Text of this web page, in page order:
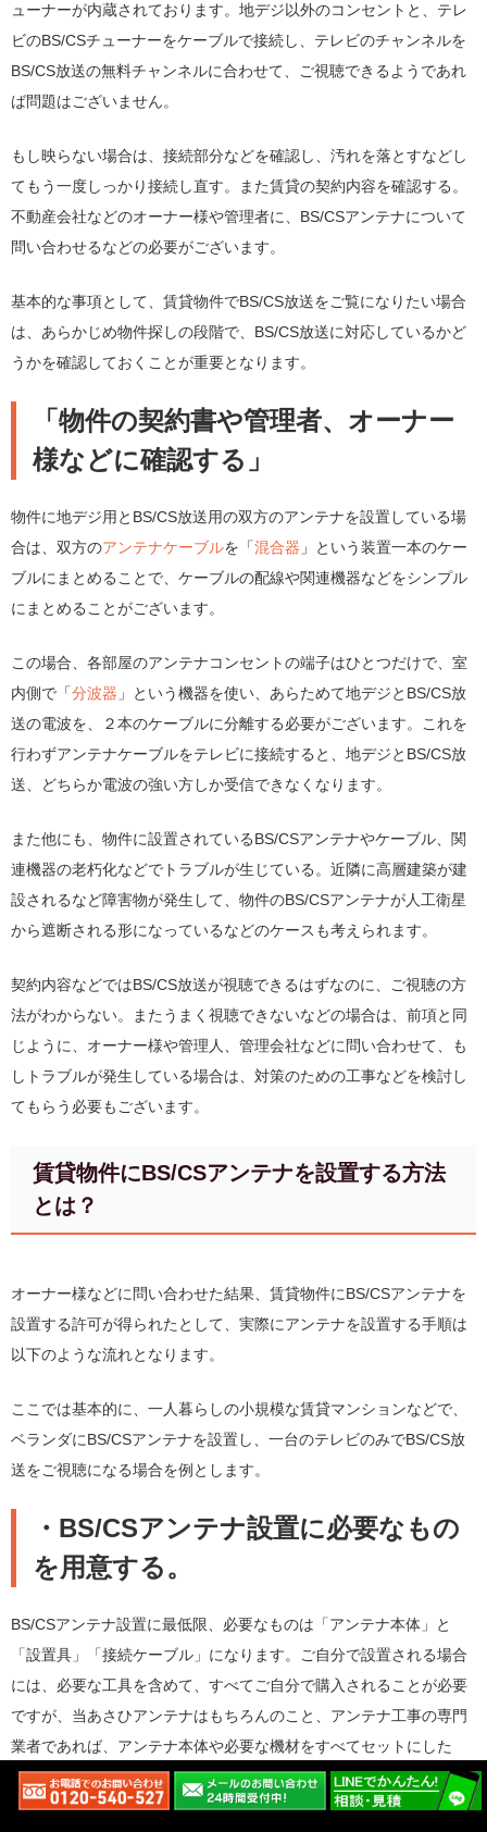
ューナーが内蔵されております。地デジ以外のコンセントと、テレ
ビのBS/CSチューナーをケーブルで接続し、テレビのチャンネルを
BS/CS放送の無料チャンネルに合わせて、ご視聴できるようであれ
ば問題はございません。
もし映らない場合は、接続部分などを確認し、汚れを落とすなどし
てもう一度しっかり接続し直す。また賃貸の契約内容を確認する。
不動産会社などのオーナー様や管理者に、BS/CSアンテナについて
問い合わせるなどの必要がございます。
基本的な事項として、賃貸物件でBS/CS放送をご覧になりたい場合
は、あらかじめ物件探しの段階で、BS/CS放送に対応しているかど
うかを確認しておくことが重要となります。
「物件の契約書や管理者、オーナー
様などに確認する」
物件に地デジ用とBS/CS放送用の双方のアンテナを設置している場
合は、双方のアンテナケーブルを「混合器 」という装置一本のケー
ブルにまとめることで、ケーブルの配線や関連機器などをシンプル
にまとめることがございます。
この場合、各部屋のアンテナコンセントの端子はひとつだけで、室
内側で「分波器 」という機器を使い、あらためて地デジとBS/CS放
送の電波を、２本のケーブルに分離する必要がございます。これを
行わずアンテナケーブルをテレビに接続すると、地デジとBS/CS放
送、どちらか電波の強い方しか受信できなくなります。
また他にも、物件に設置されているBS/CSアンテナやケーブル、関
連機器の老朽化などでトラブルが生じている。近隣に高層建築が建
設されるなど障害物が発生して、物件のBS/CSアンテナが人工衛星
から遮断される形になっているなどのケースも考えられます。
契約内容などではBS/CS放送が視聴できるはずなのに、ご視聴の方
法がわからない。またうまく視聴できないなどの場合は、前項と同
じように、オーナー様や管理人、管理会社などに問い合わせて、も
しトラブルが発生している場合は、対策のための工事などを検討し
てもらう必要もございます。
賃貸物件にBS/CSアンテナを設置する方法
とは？
オーナー様などに問い合わせた結果、賃貸物件にBS/CSアンテナを
設置する許可が得られたとして、実際にアンテナを設置する手順は
以下のような流れとなります。
ここでは基本的に、一人暮らしの小規模な賃貸マンションなどで、
ベランダにBS/CSアンテナを設置し、一台のテレビのみでBS/CS放
送をご視聴になる場合を例とします。
・BS/CSアンテナ設置に必要なもの
を用意する。
BS/CSアンテナ設置に最低限、必要なものは「アンテナ本体」と
「設置具」「接続ケーブル」になります。ご自分で設置される場合
には、必要な工具を含めて、すべてご自分で購入されることが必要
ですが、当あさひアンテナはもちろんのこと、アンテナ工事の専門
業者であれば、アンテナ本体や必要な機材をすべてセットにした
BS/CSアンテナ設置工事をご提供している場合がございます。